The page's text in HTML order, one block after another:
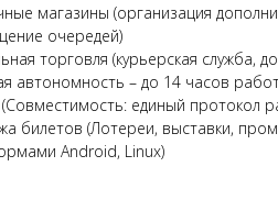
магазины (организация
очередей)
торговля (курьерская служба,
автономность – до 14 часов
(Совместимость: единый протокол
билетов (Лотереи, выставки,
Android, Linux)